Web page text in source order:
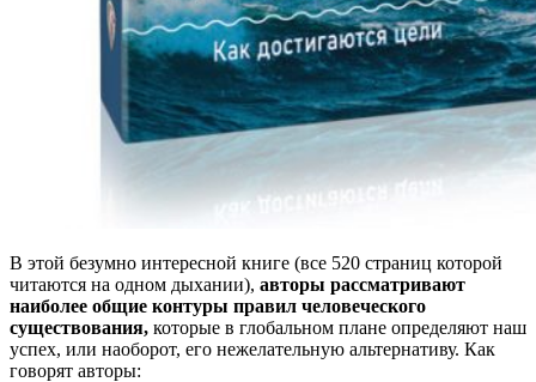
В этой безумно интересной книге (все 520 страниц которой
читаются на одном дыхании), авторы рассматривают
наиболее общие контуры правил человеческого
существования, которые в глобальном плане определяют наш
успех, или наоборот, его нежелательную альтернативу. Как
говорят авторы: